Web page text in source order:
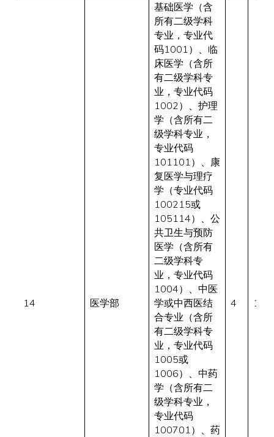
14 医学部
基础医学（含
所有二级学科
专业，专业代
码1001）、临
床医学（含所
有二级学科专
业，专业代码
1002）、护理
学（含所有二
级学科专业，
专业代码
101101）、康
复医学与理疗
学（专业代码
100215或
105114）、公
共卫生与预防
医学（含所有
二级学科专
业，专业代码
1004）、中医
学或中西医结
合专业（含所
有二级学科专
业，专业代码
1005或
1006）、中药
学（含所有二
级学科专业，
专业代码
100701）、药
4 1